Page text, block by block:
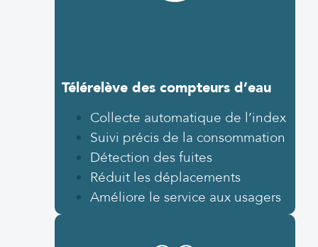
Télérelève des compteurs d’eau
Collecte automatique de l’index
Suivi précis de la consommation
Détection des fuites
Réduit les déplacements
Améliore le service aux usagers